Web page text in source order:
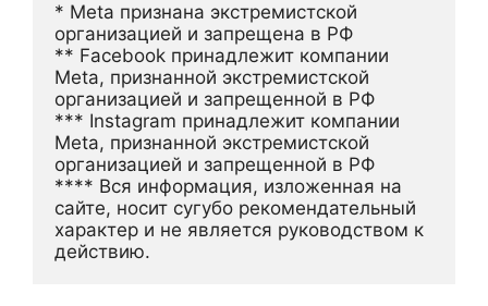
* Meta признана экстремистской
организацией и запрещена в РФ
** Facebook принадлежит компании
Meta, признанной экстремистской
организацией и запрещенной в РФ
*** Instagram принадлежит компании
Meta, признанной экстремистской
организацией и запрещенной в РФ
**** Вся информация, изложенная на
сайте, носит сугубо рекомендательный
характер и не является руководством к
действию.